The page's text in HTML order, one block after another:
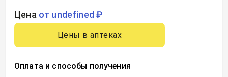
Цена от undefined ₽
Цены в аптеках
Оплата и способы получения